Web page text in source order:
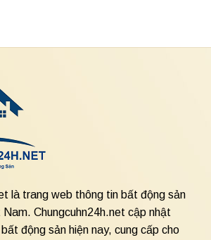
là trang web thông tin bất động sản
Chungcuhn24h.net cập nhật
động sản hiện nay, cung cấp cho